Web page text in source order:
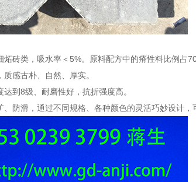
炻砖类，吸水率＜ 5%。原料配方中的瘠性料比例占
质感古朴、自然、厚实。
达到 8级、耐磨性好，抗折强度高。
、防滑，通过不同规格、各种颜色的灵活巧妙设计